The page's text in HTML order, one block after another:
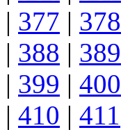
| 377 | 378
| 388 | 389
| 399 | 400
| 410 | 411